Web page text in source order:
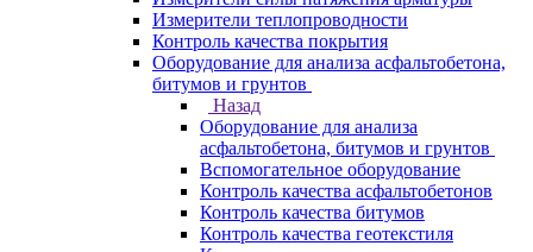
Измерители теплопроводности
Контроль качества покрытия
Оборудование для анализа асфальтобетона,
битумов и грунтов
Назад
Оборудование для анализа
асфальтобетона, битумов и грунтов
Вспомогательное оборудование
Контроль качества асфальтобетонов
Контроль качества битумов
Контроль качества геотекстиля